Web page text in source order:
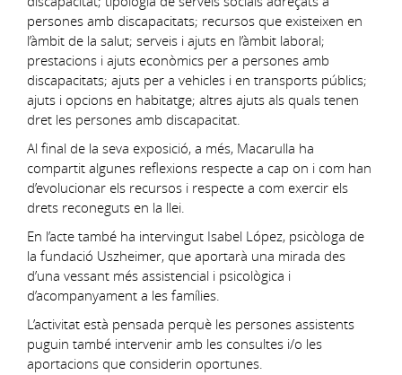
persones amb discapacitats; recursos que existeixen en
l’àmbit de la salut; serveis i ajuts en l’àmbit laboral;
prestacions i ajuts econòmics per a persones amb
discapacitats; ajuts per a vehicles i en transports públics;
ajuts i opcions en habitatge; altres ajuts als quals tenen
dret les persones amb discapacitat.
Al final de la seva exposició, a més, Macarulla ha
compartit algunes reflexions respecte a cap on i com han
d’evolucionar els recursos i respecte a com exercir els
drets reconeguts en la llei.
En l’acte també ha intervingut Isabel López, psicòloga de
la fundació Uszheimer, que aportarà una mirada des
d’una vessant més assistencial i psicològica i
d’acompanyament a les famílies.
L’activitat està pensada perquè les persones assistents
puguin també intervenir amb les consultes i/o les
aportacions que considerin oportunes.